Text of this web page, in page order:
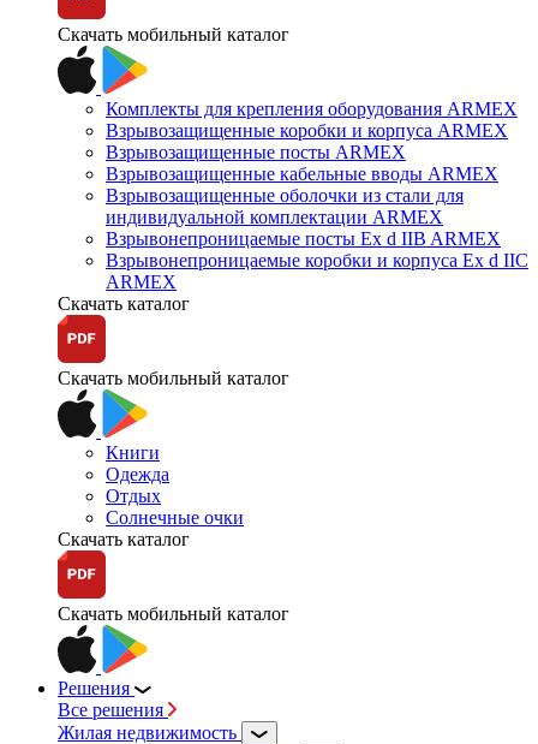
Скачать мобильный каталог
Комплекты для крепления оборудования ARMEX
Взрывозащищенные коробки и корпуса ARMEX
Взрывозащищенные посты ARMEX
Взрывозащищенные кабельные вводы ARMEX
Взрывозащищенные оболочки из стали для
индивидуальной комплектации ARMEX
Взрывонепроницаемые посты Ex d IIB ARMEX
Взрывонепроницаемые коробки и корпуса Ex d IIС
ARMEX
Скачать каталог
Скачать мобильный каталог
Книги
Одежда
Отдых
Солнечные очки
Скачать каталог
Скачать мобильный каталог
Решения
Все решения
Жилая недвижимость